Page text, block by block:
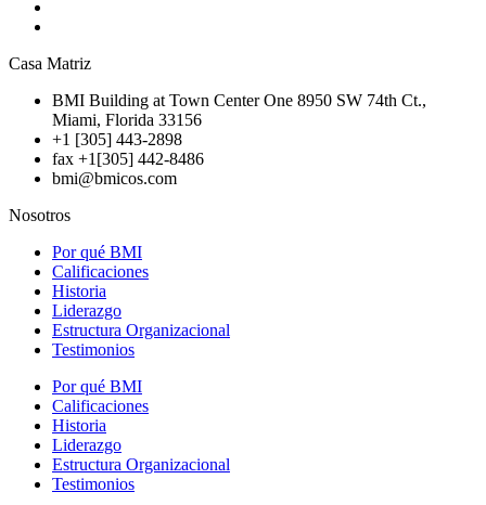
Casa Matriz
BMI Building at Town Center One 8950 SW 74th Ct.,
Miami, Florida 33156
+1 [305] 443-2898
fax +1[305] 442-8486
bmi@bmicos.com
Nosotros
Por qué BMI
Calificaciones
Historia
Liderazgo
Estructura Organizacional
Testimonios
Por qué BMI
Calificaciones
Historia
Liderazgo
Estructura Organizacional
Testimonios